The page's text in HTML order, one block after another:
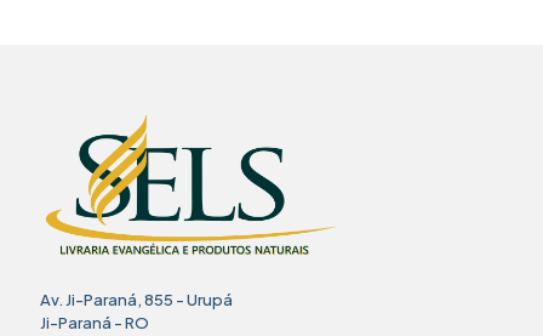
Av. Ji-Paraná, 855 - Urupá
Ji-Paraná - RO